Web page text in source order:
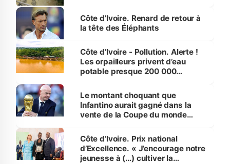
Côte d’Ivoire. Renard de retour à
la tête des Éléphants
Côte d’Ivoire - Pollution. Alerte !
Les orpailleurs privent d’eau
potable presque 200 000
Le montant choquant que
Infantino aurait gagné dans la
vente de la Coupe du monde
Côte d’Ivoire. Prix national
d’Excellence. « J’encourage notre
jeunesse à (…) cultiver la